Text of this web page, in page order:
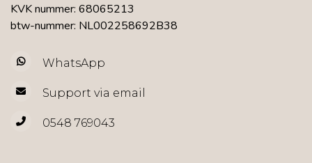
KVK nummer: 68065213
btw-nummer: NL002258692B38
WhatsApp
Support via email
0548 769043